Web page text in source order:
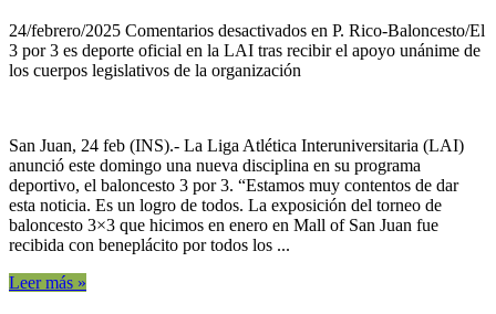
24/febrero/2025 Comentarios desactivados en P. Rico-Baloncesto/El
3 por 3 es deporte oficial en la LAI tras recibir el apoyo unánime de
los cuerpos legislativos de la organización
San Juan, 24 feb (INS).- La Liga Atlética Interuniversitaria (LAI)
anunció este domingo una nueva disciplina en su programa
deportivo, el baloncesto 3 por 3. “Estamos muy contentos de dar
esta noticia. Es un logro de todos. La exposición del torneo de
baloncesto 3×3 que hicimos en enero en Mall of San Juan fue
recibida con beneplácito por todos los ...
Leer más »